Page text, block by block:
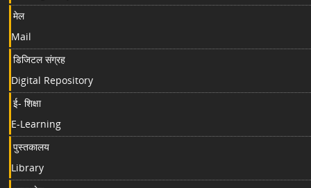
मेल
Mail
डिजिटल संग्रह
Digital Repository
ई- शिक्षा
E-Learning
पुस्तकालय
Library